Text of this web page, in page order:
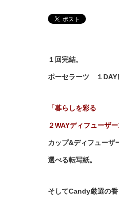
１回完結。
ポーセラーツ １DAY
「暮らしを彩る
２WAYディフューザ
カップ&ディフューザ
選べる転写紙。
そしてCandy厳選の香